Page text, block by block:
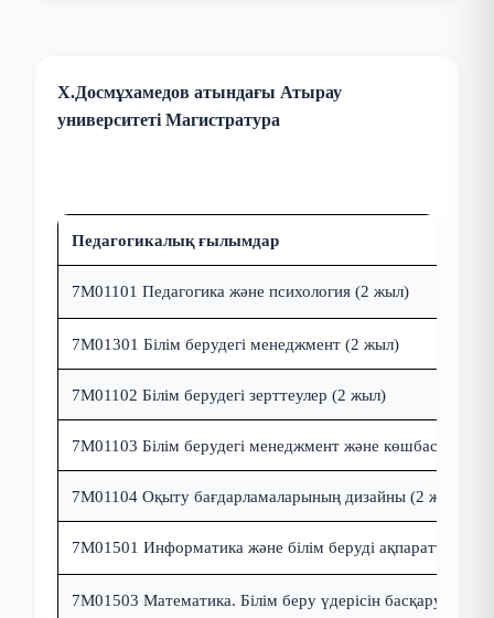
Х.Досмұхамедов атындағы Атырау
университеті Магистратура
Педагогикалық ғылымдар
7M01101 Педагогика және психология (2 жыл)
7M01301 Білім берудегі менеджмент (2 жыл)
7M01102 Білім берудегі зерттеулер (2 жыл)
7M01103 Білім берудегі менеджмент және
7M01104 Оқыту бағдарламаларының дизайны (2 жыл)
7M01501 Информатика және білім беруді
7M01503 Математика. Білім беру үдерісін басқару